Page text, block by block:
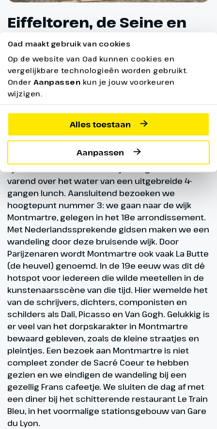
Oad maakt gebruik van cookies
Op de website van Oad kunnen cookies en
vergelijkbare technologieën worden gebruikt.
Onder Aanpassen kun je jouw voorkeuren
wijzigen.
Alles toestaan
Aanpassen
Eiffeltoren, de Seine en
Montmartre
Vandaag gaan we Parijs verder verkennen.
Allereerst gaan we naar de Eiffeltoren, die we
met onze Nederlandssprekende gids gaan
bezoeken. We genieten van het uitzicht en onze
Eiffeltoren en de nabije omgeving, zoals het graf
van Napoleon. Na deze eerste highlight staat de
volgende op het programma; een rondvaart over
de Seine. Dit mogen we natuurlijk niet missen
varend over het water van een uitgebreide 4-
gangen lunch. Aansluitend bezoeken we
hoogtepunt nummer 3: we gaan naar de wijk
Montmartre, gelegen in het 18e arrondissement.
Met Nederlandssprekende gidsen maken we een
wandeling door deze bruisende wijk. Door
Parijzenaren wordt Montmartre ook vaak La Butte
(de heuvel) genoemd. In de 19e eeuw was dit dé
hotspot voor iedereen die wilde meetellen in de
kunstenaarsscène van die tijd. Hier wemelde het
van de schrijvers, dichters, componisten en
schilders als Dali, Picasso en Van Gogh. Gelukkig is
er veel van het dorpskarakter in Montmartre
bewaard gebleven, zoals de kleine straatjes en
pleintjes. Een bezoek aan Montmartre is niet
compleet zonder de Sacré Coeur te hebben
gezien en we eindigen de wandeling bij een
gezellig Frans cafeetje. We sluiten de dag af met
een diner bij het schitterende restaurant Le Train
Bleu, in het voormalige stationsgebouw van Gare
du Lyon.